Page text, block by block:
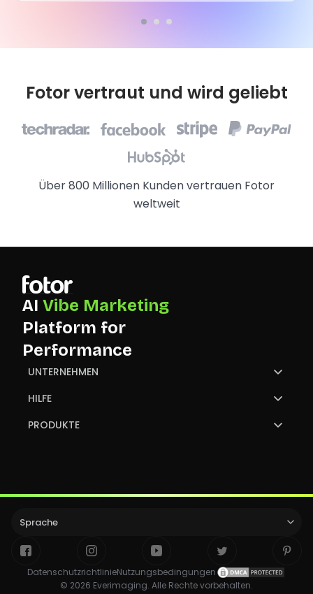
Fotor vertraut und wird geliebt
Über 800 Millionen Kunden vertrauen Fotor
weltweit
AI Vibe Marketing
Platform for
Performance
UNTERNEHMEN
Über uns
Kontaktiere uns
HILFE
Hilfecenter
PRODUKTE
Sprache
DatenschutzrichtlinieNutzungsbedingungen
© 2026 Everimaging. Alle Rechte vorbehalten.